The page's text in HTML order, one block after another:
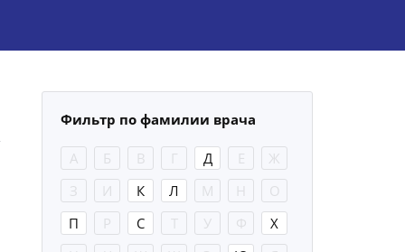
Фильтр по фамилии врача
А Б В Г Д Е
Ж
З
И К Л М Н
О
П
Р С Т У Ф
Х